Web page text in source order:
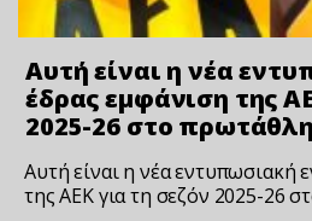
Αυτή είναι η νέα
έδρας εμφάνιση της
2025-26 στο
Αυτή είναι η νέα εντυπωσιακή
της ΑΕΚ για τη σεζόν 2025-26